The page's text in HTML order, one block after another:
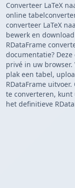
Converteer LaTeX
online
converteer LaTeX
bewerk en
RDataFrame
documentatie?
privé in uw browser.
plak een tabel,
RDataFrame
te converteren, kunt
het definitieve